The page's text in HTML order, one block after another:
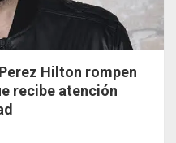
Hilton rompen
recibe atención